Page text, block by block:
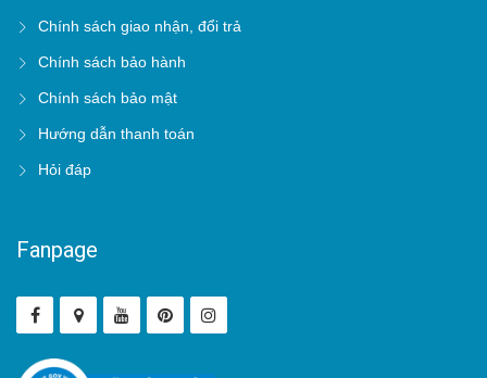
Chính sách giao nhận, đổi trả
Chính sách bảo hành
Chính sách bảo mật
Hướng dẫn thanh toán
Hỏi đáp
Fanpage